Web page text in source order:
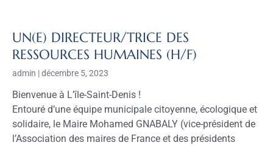
UN(E) DIRECTEUR/TRICE DES
RESSOURCES HUMAINES (H/F)
admin décembre 5, 2023
Bienvenue à L’île-Saint-Denis !
Entouré d’une équipe municipale citoyenne, écologique et
solidaire, le Maire Mohamed GNABALY (vice-président de
l’Association des maires de France et des présidents